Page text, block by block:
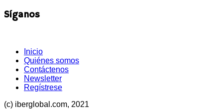
Síganos
Inicio
Quiénes somos
Contáctenos
Newsletter
Regístrese
(c) iberglobal.com, 2021